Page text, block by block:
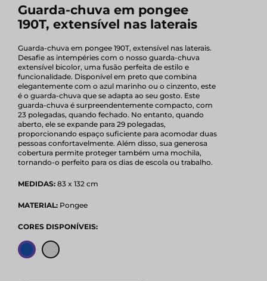
Guarda-chuva em pongee
190T, extensível nas laterais
Guarda-chuva em pongee 190T, extensível nas laterais.
Desafie as intempéries com o nosso guarda-chuva
extensível bicolor, uma fusão perfeita de estilo e
funcionalidade. Disponível em preto que combina
elegantemente com o azul marinho ou o cinzento, este
é o guarda-chuva que se adapta ao seu gosto. Este
guarda-chuva é surpreendentemente compacto, com
23 polegadas, quando fechado. No entanto, quando
aberto, ele se expande para 29 polegadas,
proporcionando espaço suficiente para acomodar duas
pessoas confortavelmente. Além disso, sua generosa
cobertura permite proteger também uma mochila,
tornando-o perfeito para os dias de escola ou trabalho.
MEDIDAS: 83 x 132 cm
MATERIAL: Pongee
CORES DISPONÍVEIS: